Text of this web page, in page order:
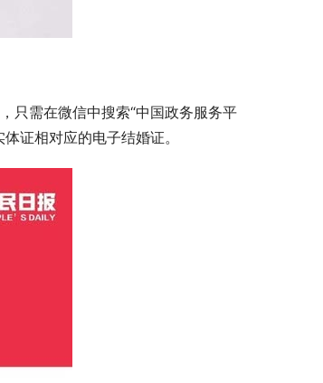
只需在微信中搜索“中国政务服务平
证相对应的电子结婚证。